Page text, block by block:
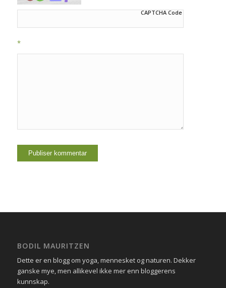
CAPTCHA Code
*
BODIL MAURITZEN
Dette er en blogg om yoga, mennesket og naturen. Dekker
ganske mye, men allikevel ikke mer enn bloggerens
kunnskap.